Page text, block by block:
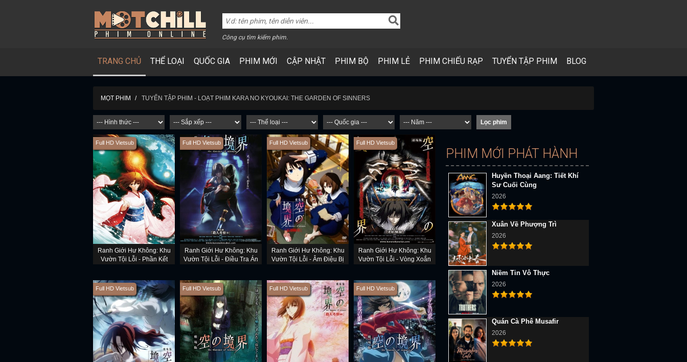
Công cụ tìm kiếm phim.
TRANG CHỦ THỂ LOẠI QUỐC GIA PHIM MỚI CẬP NHẬT PHIM BỘ PHIM LẺ PHIM CHIẾU RẠP TUYỂN TẬP PHIM BLOG
MỌT PHIM TUYỂN TẬP PHIM - LOẠT PHIM KARA NO KYOUKAI: THE GARDEN OF SINNERS
Full HD Vietsub
Ranh Giới Hư Không: Khu
Vườn Tội Lỗi - Phần Kết
Full HD Vietsub
Ranh Giới Hư Không: Khu
Vườn Tội Lỗi - Điều Tra Án
Full HD Vietsub
Ranh Giới Hư Không: Khu
Vườn Tội Lỗi - Âm Điệu Bị
Full HD Vietsub
Ranh Giới Hư Không: Khu
Vườn Tội Lỗi - Vòng Xoắn
Full HD Vietsub Full HD Vietsub Full HD Vietsub Full HD Vietsub
PHIM MỚI PHÁT HÀNH
Huyền Thoại Aang: Tiết Khí
Sư Cuối Cùng
2026
Xuân Về Phượng Trì
2026
Niềm Tin Vô Thực
2026
Quán Cà Phê Musafir
2026